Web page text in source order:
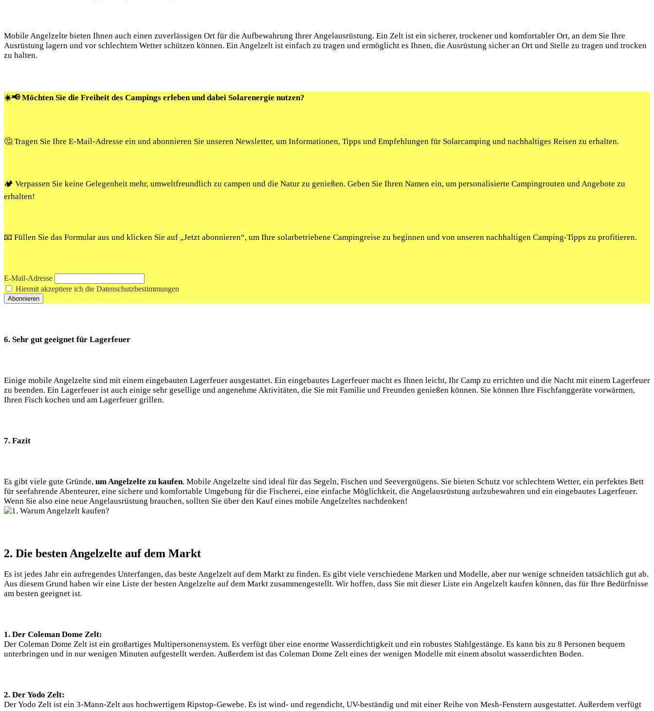
Mobile Angelzelte bieten Ihnen auch einen zuverlässigen Ort für die Aufbewahrung Ihrer Angelausrüstung. Ein ‍Zelt ‍ist ein sicherer, trockener und komfortabler Ort, an dem Sie Ihre
Ausrüstung lagern und vor schlechtem Wetter schützen können. Ein Angelzelt ist einfach zu tragen ⁢und ermöglicht es Ihnen, ⁢die Ausrüstung sicher an Ort ​und Stelle zu tragen und trocken
zu ​halten.
☀️📢 Möchten Sie die Freiheit des Campings erleben und dabei Solarenergie nutzen?
🤔 Tragen Sie Ihre E-Mail-Adresse ein und abonnieren Sie unseren Newsletter, um Informationen, Tipps und Empfehlungen für Solarcamping und nachhaltiges Reisen zu erhalten.
🏕️ Verpassen Sie keine Gelegenheit mehr, umweltfreundlich zu campen und die Natur zu genießen. Geben Sie Ihren Namen ein, um personalisierte Campingrouten und Angebote zu
erhalten!
📧 Füllen Sie das Formular aus und klicken Sie auf „Jetzt abonnieren“, um Ihre solarbetriebene Campingreise zu beginnen und von unseren nachhaltigen Camping-Tipps zu profitieren.
E-Mail-Adresse
Hiermit akzeptiere ich die Datenschutzbestimmungen
6.⁤ Sehr gut geeignet für Lagerfeuer
Einige mobile Angelzelte sind mit einem eingebauten Lagerfeuer ‍ausgestattet. Ein eingebautes Lagerfeuer macht es Ihnen leicht, Ihr Camp⁣ zu errichten und die Nacht mit einem Lagerfeuer
zu beenden. Ein Lagerfeuer ist auch einige sehr gesellige und angenehme Aktivitäten, die Sie mit Familie und Freunden genießen können. Sie⁤ können Ihre Fischfanggeräte vorwärmen,
Ihren Fisch kochen‍ und am Lagerfeuer grillen.
7.‍ Fazit
Es gibt viele gute Gründe, um Angelzelte zu kaufen. ‌Mobile Angelzelte sind ideal für das Segeln, Fischen und Seevergnügens.⁢ Sie bieten ‍Schutz vor schlechtem Wetter, ein perfektes Bett
für‍ seefahrende Abenteurer, eine sichere und komfortable Umgebung für die Fischerei, eine einfache Möglichkeit, die Angelausrüstung aufzubewahren und ein eingebautes Lagerfeuer.
Wenn⁣ Sie also eine‌ neue Angelausrüstung brauchen, sollten Sie über den Kauf eines mobile Angelzeltes nachdenken!
2. Die besten Angelzelte auf dem Markt
Es ist jedes Jahr ein aufregendes Unterfangen, das beste Angelzelt ​auf dem Markt zu finden. Es gibt viele verschiedene Marken und Modelle, aber nur wenige ⁢schneiden tatsächlich gut ab.
Aus diesem ​Grund haben wir eine Liste‍ der besten Angelzelte auf dem ⁢Markt zusammengestellt. Wir hoffen, dass Sie mit dieser Liste ein Angelzelt kaufen können, das für Ihre Bedürfnisse
am besten geeignet ist.
1. Der Coleman Dome Zelt:
Der Coleman Dome Zelt ist ein großartiges Multipersonensystem. Es verfügt über eine enorme Wasserdichtigkeit und ein‍ robustes Stahlgestänge. Es kann bis zu 8 Personen bequem
unterbringen und in nur wenigen Minuten aufgestellt werden. Außerdem ist das Coleman ‌Dome Zelt eines der wenigen Modelle mit einem absolut wasserdichten Boden.
2. Der Yodo Zelt:
Der Yodo​ Zelt ist‍ ein 3-Mann-Zelt aus hochwertigem Ripstop-Gewebe. Es ist wind- und regendicht, UV-beständig und mit einer Reihe von Mesh-Fenstern ausgestattet. Außerdem verfügt‍